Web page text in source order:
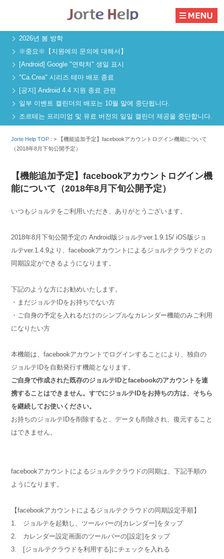
2026년 봄 방학
※중요※【지원에의 문의에 대해서】
[Android] Google "연락처" 생일 표시
"Ca.Crea" 시리즈 테마 배포 종료
[공지] Android 4.4 지원 종료 관련
일부 이벤트 캘린더의 배포는 10월 말에 중단됩니다.
조르테는 프리미엄 및 유료 버전의 일일 캘린더 제공을 중단합니다.
Jorte Help TOP :>
【機能追加予定】facebookアカウントログイン機能について
（2018年8月下旬公開予定）
【機能追加予定】facebookアカウントログイン機
能について（2018年8月下旬公開予定）
いつもジョルテをご利用いただき、ありがとうございます。
2018年8月下旬公開予定の Android版ジョルテver.1.9.15/ iOS版ジョ
ルテver.1.4.9より、facebookアカウントによるジョルテクラウドとの
同期設定ができるようになります。
下記のような方にお勧めいたします。
・まだジョルテIDをお持ちでない方
・ご自身の予定を入れるだけのシンプルなカレンダー機能のみご利用
になりたい方
本機能は、facebookアカウントでログインすることにより、独自の
ジョルテIDを自動発行す機能となります。
ご自身で作成された既存のジョルテIDとfacebookのアカウントを連
携することはできません。すでにジョルテIDをお持ちの方は、そちら
を継続してお使いください。
お持ちのジョルテIDを削除すると、データも削除され、復元すること
はできません。
facebookアカウントによるジョルテクラウドの同期は、下記手順の
ようになります。
【facebookアカウントによるジョルテクラウドの同期設定手順】
1. ジョルテを起動し、ツールバーの[カレンダー]をタップ
2. カレンダー設定画面のツールバーの[設定]をタップ
3. [ジョルテクラウドを利用する]にチェックを入れる